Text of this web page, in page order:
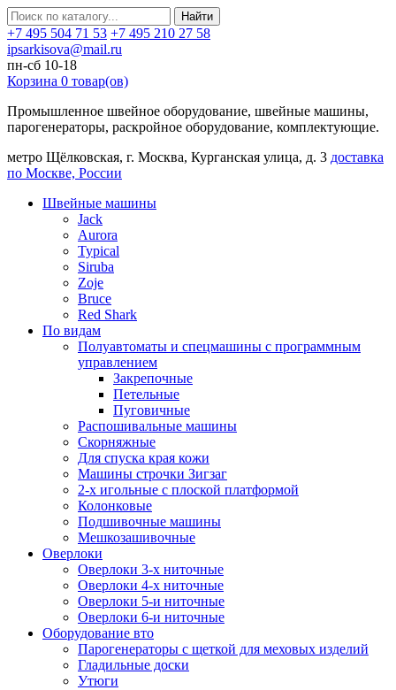
Найти
+7 495 504 71 53 +7 495 210 27 58
ipsarkisova@mail.ru
пн-сб 10-18
Корзина 0 товар(ов)
Промышленное швейное оборудование, швейные машины,
парогенераторы, раскройное оборудование, комплектующие.
метро Щёлковская, г. Москва, Курганская улица, д. 3 доставка
по Москве, России
Швейные машины
Jack
Aurora
Typical
Siruba
Zoje
Bruce
Red Shark
По видам
Полуавтоматы и спецмашины с программным
управлением
Закрепочные
Петельные
Пуговичные
Распошивальные машины
Скорняжные
Для спуска края кожи
Машины строчки Зигзаг
2-х игольные с плоской платформой
Колонковые
Подшивочные машины
Мешкозашивочные
Оверлоки
Оверлоки 3-х ниточные
Оверлоки 4-х ниточные
Оверлоки 5-и ниточные
Оверлоки 6-и ниточные
Оборудование вто
Парогенераторы с щеткой для меховых изделий
Гладильные доски
Утюги